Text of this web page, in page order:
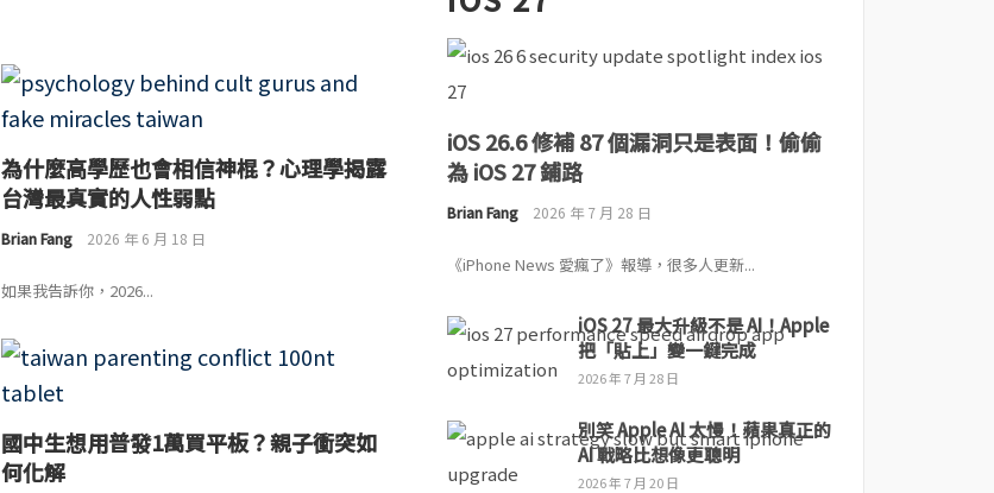
為什麼高學歷也會相信神棍？心理學揭露
台灣最真實的人性弱點
Brian Fang 2026 年 6 月 18 日
如果我告訴你，2026...
國中生想用普發1萬買平板？親子衝突如
何化解
iOS 26.6 修補 87 個漏洞只是表面！偷偷
為 iOS 27 鋪路
Brian Fang 2026 年 7 月 28 日
《iPhone News 愛瘋了》報導，很多人更新...
iOS 27 最大升級不是 AI！Apple
把「貼上」變一鍵完成
2026 年 7 月 28 日
別笑 Apple AI 太慢！蘋果真正的
AI 戰略比想像更聰明
2026 年 7 月 20 日